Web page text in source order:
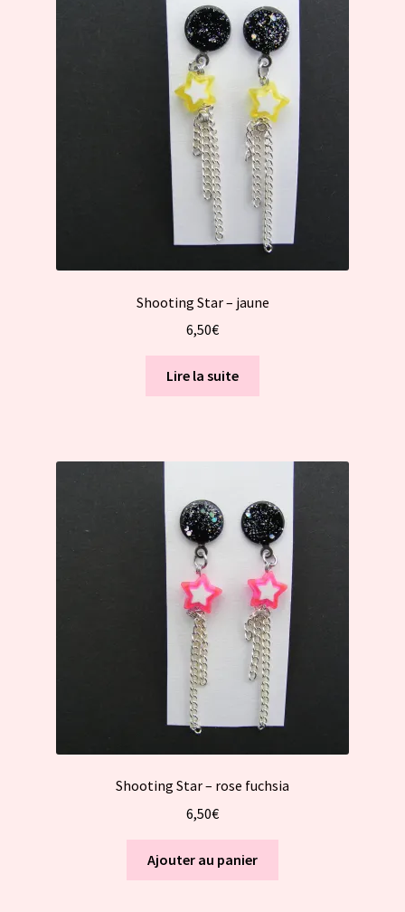
Shooting Star – jaune
6,50€
Lire la suite
Shooting Star – rose fuchsia
6,50€
Ajouter au panier